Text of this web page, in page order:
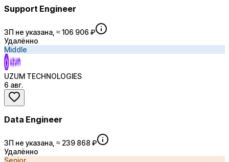
Support Engineer
ЗП не указана, ≈ 106 906 ₽
Удалённо
Middle
UZUM TECHNOLOGIES
6 авг.
Data Engineer
ЗП не указана, ≈ 239 868 ₽
Удалённо
Senior